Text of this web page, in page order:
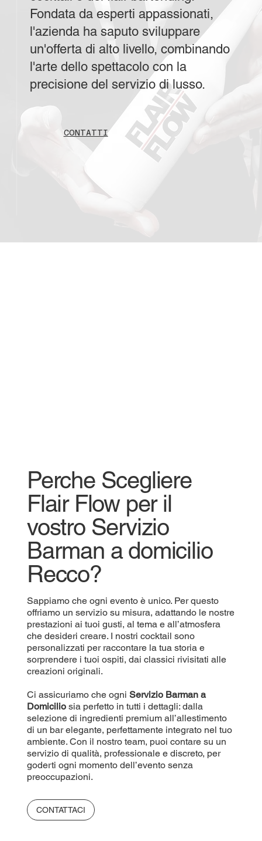
Perche Scegliere
Flair Flow per il
vostro Servizio
Barman a domicilio
Recco?
Sappiamo che ogni evento è unico. Per questo
offriamo un servizio su misura, adattando le nostre
prestazioni ai tuoi gusti, al tema e all’atmosfera
che desideri creare. I nostri cocktail sono
personalizzati per raccontare la tua storia e
sorprendere i tuoi ospiti, dai classici rivisitati alle
creazioni originali.
Ci assicuriamo che ogni Servizio Barman a
Domiciliosia perfetto in tutti i dettagli: dalla
selezione di ingredienti premium all’allestimento
di un bar elegante, perfettamente integrato nel tuo
ambiente. Con il nostro team, puoi contare su un
servizio di qualità, professionale e discreto, per
goderti ogni momento dell’evento senza
preoccupazioni.
CONTATTACI
CONTATTI
Fondata da esperti appassionati,
l'azienda ha saputo sviluppare
un'offerta di alto livello, combinando
l'arte dello spettacolo con la
precisione del servizio di lusso.